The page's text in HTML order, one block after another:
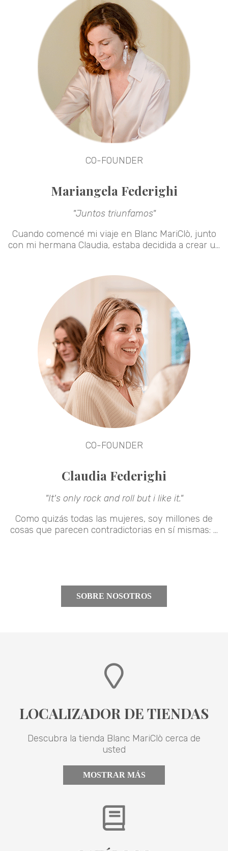
CO-FOUNDER
Mariangela Federighi
"Juntos triunfamos"
Cuando comencé mi viaje en Blanc MariClò, junto
con mi hermana Claudia, estaba decidida a crear u...
CO-FOUNDER
Claudia Federighi
"It's only rock and roll but i like it."
Como quizás todas las mujeres, soy millones de
cosas que parecen contradictorias en sí mismas: ...
SOBRE NOSOTROS
LOCALIZADOR DE TIENDAS
Descubra la tienda Blanc MariClò cerca de
usted
MOSTRAR MÁS